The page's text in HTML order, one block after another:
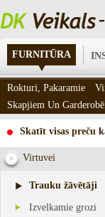
FURNITŪRA
Skatīt visas preču
Virtuvei
Trauku žāvētāji
Izvelkamie grozi
Rokturi, Pakaramie
Skapjiem Un